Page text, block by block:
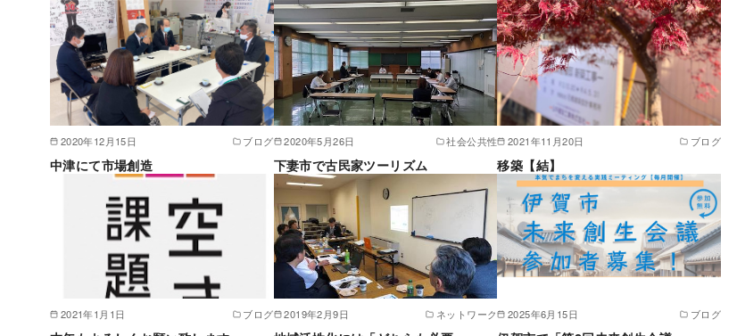
2020年12月15日 ブログ
中津にて市場創造
2020年5月26日 社会公共性
下妻市で古民家ツーリズム
2021年11月20日 ブログ
移築【結】
2021年1月1日 ブログ 2019年2月9日 ネットワーク 2025年6月15日 ブログ